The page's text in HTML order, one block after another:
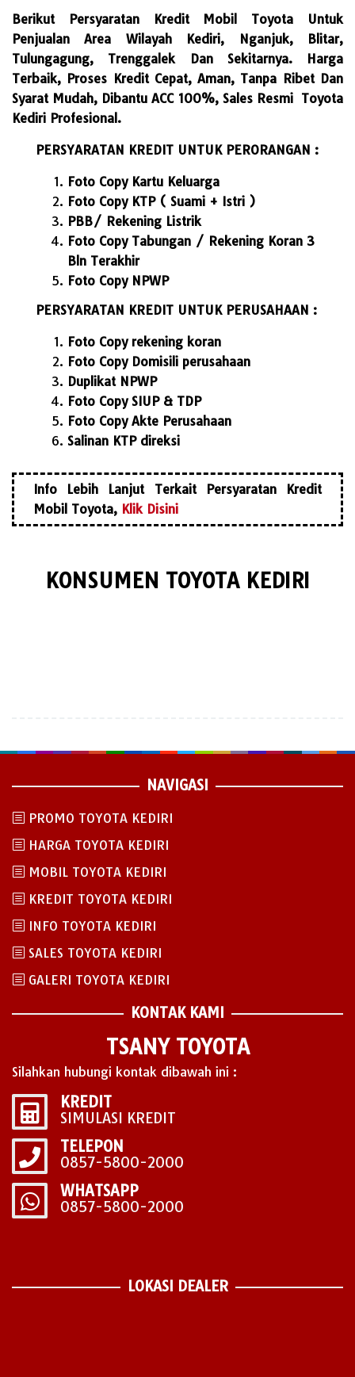
Berikut Persyaratan Kredit Mobil Toyota Untuk
Penjualan Area Wilayah Kediri, Nganjuk, Blitar,
Tulungagung, Trenggalek Dan Sekitarnya. Harga
Terbaik, Proses Kredit Cepat, Aman, Tanpa Ribet Dan
Syarat Mudah, Dibantu ACC 100%, Sales Resmi Toyota
Kediri Profesional.
PERSYARATAN KREDIT UNTUK PERORANGAN :
Foto Copy Kartu Keluarga
Foto Copy KTP ( Suami + Istri )
PBB/ Rekening Listrik
Foto Copy Tabungan / Rekening Koran 3
Bln Terakhir
Foto Copy NPWP
PERSYARATAN KREDIT UNTUK PERUSAHAAN :
Foto Copy rekening koran
Foto Copy Domisili perusahaan
Duplikat NPWP
Foto Copy SIUP & TDP
Foto Copy Akte Perusahaan
Salinan KTP direksi
Info Lebih Lanjut Terkait Persyaratan Kredit
Mobil Toyota, Klik Disini
KONSUMEN TOYOTA KEDIRI
NAVIGASI
PROMO TOYOTA KEDIRI
HARGA TOYOTA KEDIRI
MOBIL TOYOTA KEDIRI
KREDIT TOYOTA KEDIRI
INFO TOYOTA KEDIRI
SALES TOYOTA KEDIRI
GALERI TOYOTA KEDIRI
KONTAK KAMI
TSANY TOYOTA
Silahkan hubungi kontak dibawah ini :
KREDIT
SIMULASI KREDIT
TELEPON
0857-5800-2000
WHATSAPP
0857-5800-2000
LOKASI DEALER